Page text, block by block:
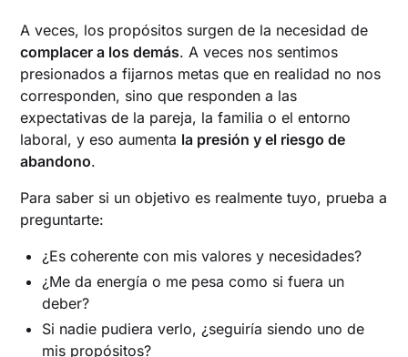
A veces, los propósitos surgen de la necesidad de
complacer a los demás. A veces nos sentimos
presionados a fijarnos metas que en realidad no nos
corresponden, sino que responden a las
expectativas de la pareja, la familia o el entorno
laboral, y eso aumenta la presión y el riesgo de
abandono.
Para saber si un objetivo es realmente tuyo, prueba a
preguntarte:
¿Es coherente con mis valores y necesidades?
¿Me da energía o me pesa como si fuera un
deber?
Si nadie pudiera verlo, ¿seguiría siendo uno de
mis propósitos?